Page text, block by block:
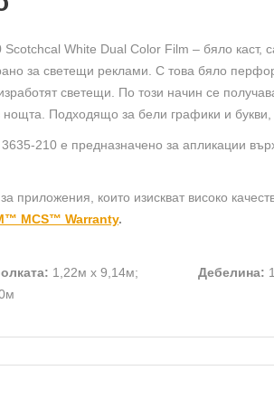
Scotchcal White Dual Color Film – бяло
за светещи реклами. С това бяло
светещи. По този начин се
нощта. Подходящо за бели графики и букви,
210 е предназначено за апликации
приложения, които изискват високо
MCS™ Warranty.
1,22м х 9,14м;
Дебелина: